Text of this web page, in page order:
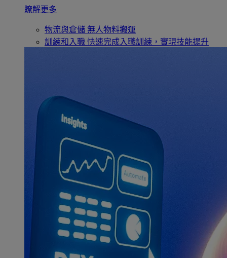
瞭解更多
物流與倉儲 無人物料搬運
訓練和入職 快速完成入職訓練，實現技能提升